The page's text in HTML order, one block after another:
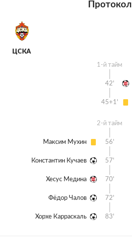
Протокол
ЦСКА
1-й тайм
42'
45+1'
2-й тайм
Максим Мухин 56'
Константин Кучаев 57'
Хесус Медина 70'
Фёдор Чалов 72'
Хорхе Карраскаль 83'